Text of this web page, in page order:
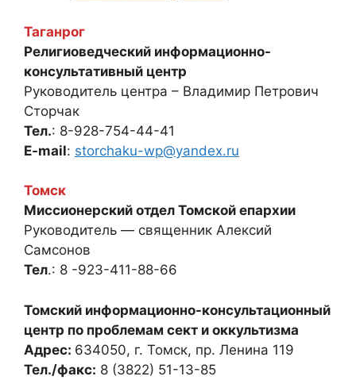
Таганрог
Религиоведческий информационно-
консультативный центр
Руководитель центра – Владимир Петрович
Сторчак
Тел.: 8-928-754-44-41
E-mail: storchaku-wp@yandex.ru
Томск
Миссионерский отдел Томской епархии
Руководитель — священник Алексий
Самсонов
Тел.: 8 -923-411-88-66
Томский информационно-консультационный
центр по проблемам сект и оккультизма
Адрес: 634050, г. Томск, пр. Ленина 119
Тел./факс: 8 (3822) 51-13-85